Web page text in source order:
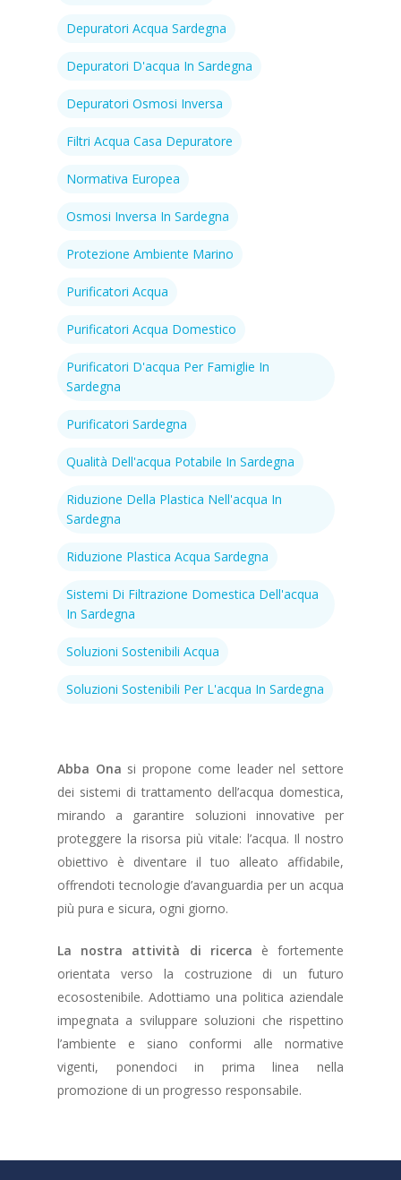
Depuratori Acqua Sardegna
Depuratori D'acqua In Sardegna
Depuratori Osmosi Inversa
Filtri Acqua Casa Depuratore
Normativa Europea
Osmosi Inversa In Sardegna
Protezione Ambiente Marino
Purificatori Acqua
Purificatori Acqua Domestico
Purificatori D'acqua Per Famiglie In
Sardegna
Purificatori Sardegna
Qualità Dell'acqua Potabile In Sardegna
Riduzione Della Plastica Nell'acqua In
Sardegna
Riduzione Plastica Acqua Sardegna
Sistemi Di Filtrazione Domestica Dell'acqua
In Sardegna
Soluzioni Sostenibili Acqua
Soluzioni Sostenibili Per L'acqua In Sardegna
Abba Ona si propone come leader nel settore
dei sistemi di trattamento dell’acqua domestica,
mirando a garantire soluzioni innovative per
proteggere la risorsa più vitale: l’acqua. Il nostro
obiettivo è diventare il tuo alleato affidabile,
offrendoti tecnologie d’avanguardia per un acqua
più pura e sicura, ogni giorno.
La nostra attività di ricerca è fortemente
orientata verso la costruzione di un futuro
ecosostenibile. Adottiamo una politica aziendale
impegnata a sviluppare soluzioni che rispettino
l’ambiente e siano conformi alle normative
vigenti, ponendoci in prima linea nella
promozione di un progresso responsabile.